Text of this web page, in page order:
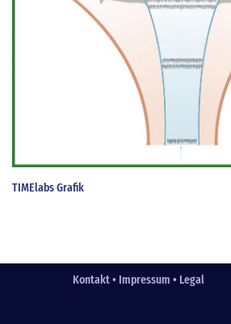
TIMElabs Grafik
Fußzeile
Kontakt • Impressum • Legal